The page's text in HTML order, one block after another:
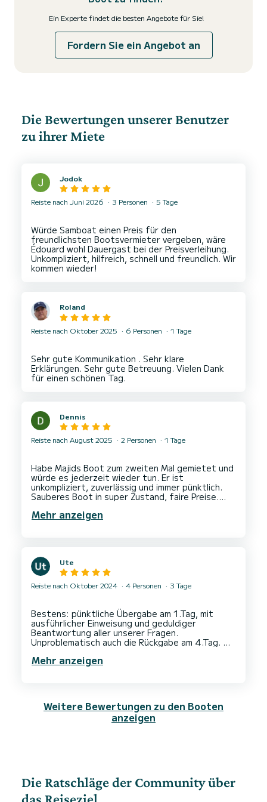
Ein Experte findet die besten Angebote für Sie!
Fordern Sie ein Angebot an
Die Bewertungen unserer Benutzer
zu ihrer Miete
Jodok
Reiste nach Juni 2026 3 Personen 5 Tage
Würde Samboat einen Preis für den
freundlichsten Bootsvermieter vergeben, wäre
Édouard wohl Dauergast bei der Preisverleihung.
Unkompliziert, hilfreich, schnell und freundlich. Wir
Roland
Reiste nach Oktober 2025 6 Personen 1 Tage
Sehr gute Kommunikation . Sehr klare
Erklärungen. Sehr gute Betreuung. Vielen Dank
Dennis
Reiste nach August 2025 2 Personen 1 Tage
Habe Majids Boot zum zweiten Mal gemietet und
würde es jederzeit wieder tun. Er ist
unkompliziert, zuverlässig und immer pünktlich.
Sauberes Boot in super Zustand, faire Preise.
Mehr anzeigen
Ute
Reiste nach Oktober 2024 4 Personen 3 Tage
Bestens: pünktliche Übergabe am 1.Tag, mit
ausführlicher Einweisung und geduldiger
Beantwortung aller unserer Fragen.
Unproblematisch auch die Rückgabe am 4.Tag.
Bootsbesitzer .
Mehr anzeigen
Weitere Bewertungen zu den Booten
anzeigen
Die Ratschläge der Community über